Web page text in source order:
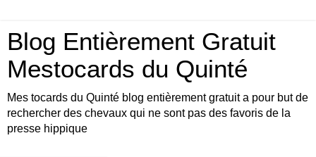
Blog Entièrement Gratuit
Mestocards du Quinté
Mes tocards du Quinté blog entièrement gratuit a pour but de
rechercher des chevaux qui ne sont pas des favoris de la
presse hippique